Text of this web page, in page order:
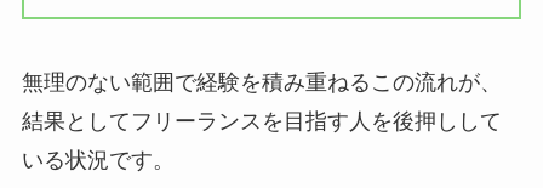
無理のない範囲で経験を積み重ねるこの流れが、
結果としてフリーランスを目指す人を後押しして
いる状況です。